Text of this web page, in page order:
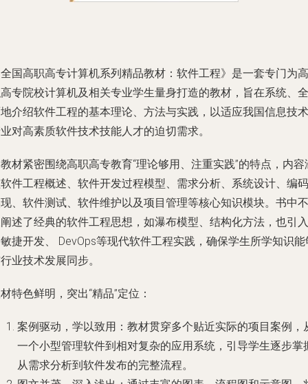
国高职高专计算机系列精品教材：软件工程》是一套专门为高
专院校计算机及相关专业学生量身打造的教材，旨在系统、全
介绍软件工程的基本理论、方法与实践，以适应我国信息技术
对高素质软件技术技能人才的迫切需求。
材紧密围绕高职高专教育“理论够用、注重实践”的特点，内容
件工程概述、软件开发过程模型、需求分析、系统设计、编码
、软件测试、软件维护以及项目管理等核心知识模块。书中不
述了经典的软件工程思想，如瀑布模型、结构化方法，也引入
捷开发、 DevOps等现代软件工程实践，确保学生所学知识能
业技术发展同步。
特色鲜明，突出“精品”定位：
案例驱动，学以致用 ：教材贯穿多个贴近实际的项目案例，
一个小型管理软件到相对复杂的应用系统，引导学生逐步掌
从需求分析到软件发布的完整流程。